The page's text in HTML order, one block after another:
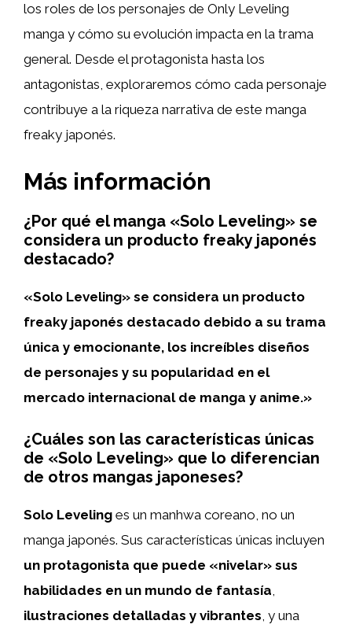
los roles de los personajes de Only Leveling
manga y cómo su evolución impacta en la trama
general. Desde el protagonista hasta los
antagonistas, exploraremos cómo cada personaje
contribuye a la riqueza narrativa de este manga
freaky japonés.
Más información
¿Por qué el manga «Solo Leveling» se
considera un producto freaky japonés
destacado?
«Solo Leveling» se considera un producto
freaky japonés destacado debido a su trama
única y emocionante, los increíbles diseños
de personajes y su popularidad en el
mercado internacional de manga y anime.»
¿Cuáles son las características únicas
de «Solo Leveling» que lo diferencian
de otros mangas japoneses?
Solo Leveling es un manhwa coreano, no un
manga japonés. Sus características únicas incluyen
un protagonista que puede «nivelar» sus
habilidades en un mundo de fantasía,
ilustraciones detalladas y vibrantes, y una